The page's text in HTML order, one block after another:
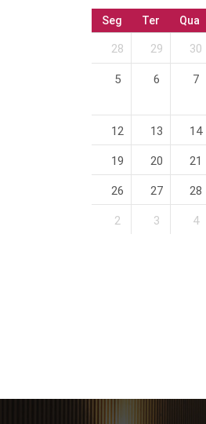
Seg Ter Qua
28 29 30
5 6 7
12 13 14
19 20 21
26 27 28
2 3 4